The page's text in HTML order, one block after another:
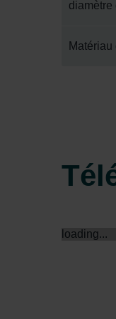
diamètre
loading...